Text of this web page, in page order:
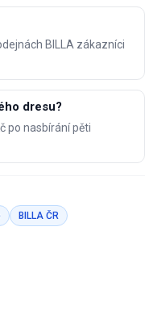
BILLA zákazníci
dresu?
po nasbírání pěti
BILLA ČR